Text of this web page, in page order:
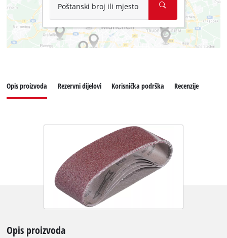
Poštanski broj ili mjesto
Opis proizvoda Rezervni dijelovi Korisnička podrška Recenzije
Opis proizvoda